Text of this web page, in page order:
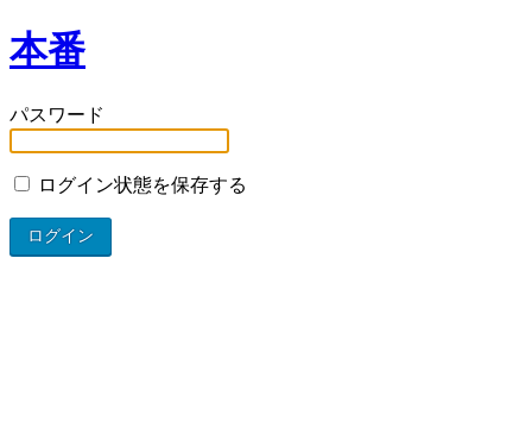
本番
パスワード
ログイン状態を保存する